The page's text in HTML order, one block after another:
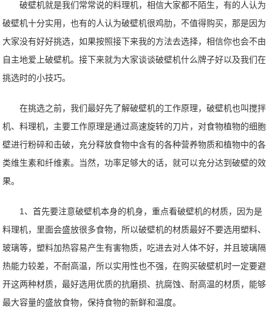
破壁机就是我们常常说的料理机，相信大家都不陌生，有的人认为
破壁机十分实用，也有的人认为破壁机很鸡肋，不值得购买，那是因为
大家没有好好挑选，如果按照接下来我的方法去选择，相信你也会不由
自主地爱上破壁机。接下来就为大家谈谈破壁机什么牌子好以及我们在
挑选时的小技巧。
在挑选之前，我们最好先了解破壁机的工作原理，破壁机也叫搅拌
机、料理机，主要工作原理是通过高速旋转的刀片，对食物植物的细胞
壁进行粉碎和击破，充分释放食物中含有的各种营养物质和植物中的各
类维生素和纤维素。当然，功率足够大的话，就可以充分达到破壁的效
果。
1、首先要注意破壁机本身的机身，重点看破壁机的材质，因为是
料理机，里面会盛放很多食物，所以破壁机的材质最好不要选用塑料、
玻璃等，塑料加热容易产生有害物质，吃进去对人体不好，并且玻璃隔
热能力较差，不耐高温，所以实用性也不强，在购买破壁机时一定要避
开这两种材质，最好选用优质的抗磨损、抗腐蚀、耐高温的材质，能够
最大容量的盛放食物，保持食物的新鲜和温度。